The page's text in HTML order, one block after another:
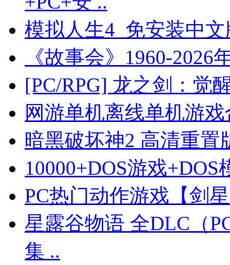
模拟人生4 免安装中文
《故事会》1960-
[PC/RPG] 龙之剑：觉
网游单机离线单机游
暗黑破坏神2 高清重置
10000+DOS游戏
PC热门动作游戏【剑
星露谷物语 全DLC（
集 ..